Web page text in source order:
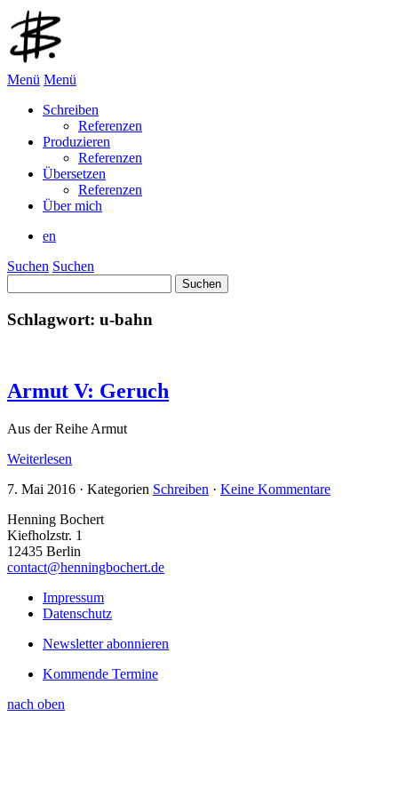
Menü Menü
Schreiben
Referenzen
Produzieren
Referenzen
Übersetzen
Referenzen
Über mich
en
Suchen Suchen
nach:
Schlagwort: u-bahn
Armut V: Geruch
Aus der Reihe Armut
Weiterlesen
7. Mai 2016 · Kategorien Schreiben · Keine Kommentare
Henning Bochert
Kiefholzstr. 1
12435 Berlin
contact@henningbochert.de
Impressum
Datenschutz
Newsletter abonnieren
Kommende Termine
nach oben